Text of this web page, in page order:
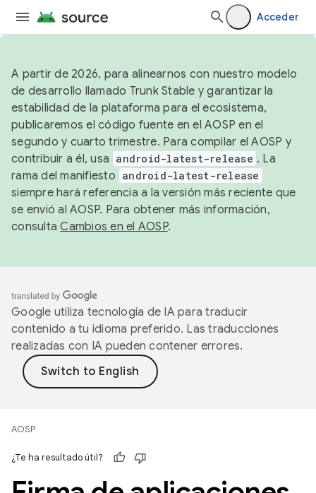
Acceder
A partir de 2026, para alinearnos con nuestro modelo
de desarrollo llamado Trunk Stable y garantizar la
estabilidad de la plataforma para el ecosistema,
publicaremos el código fuente en el AOSP en el
segundo y cuarto trimestre. Para compilar el AOSP y
contribuir a él, usa android-latest-release . La
rama del manifiesto android-latest-release
siempre hará referencia a la versión más reciente que
se envió al AOSP. Para obtener más información,
consultaCambios en el AOSP.
Google utiliza tecnología de IA para traducir
contenido a tu idioma preferido. Las traducciones
realizadas con IA pueden contener errores.
AOSP
¿Te ha resultado útil?